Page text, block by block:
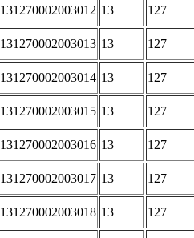
131270002003012 13 127
131270002003013 13 127
131270002003014 13 127
131270002003015 13 127
131270002003016 13 127
131270002003017 13 127
131270002003018 13 127